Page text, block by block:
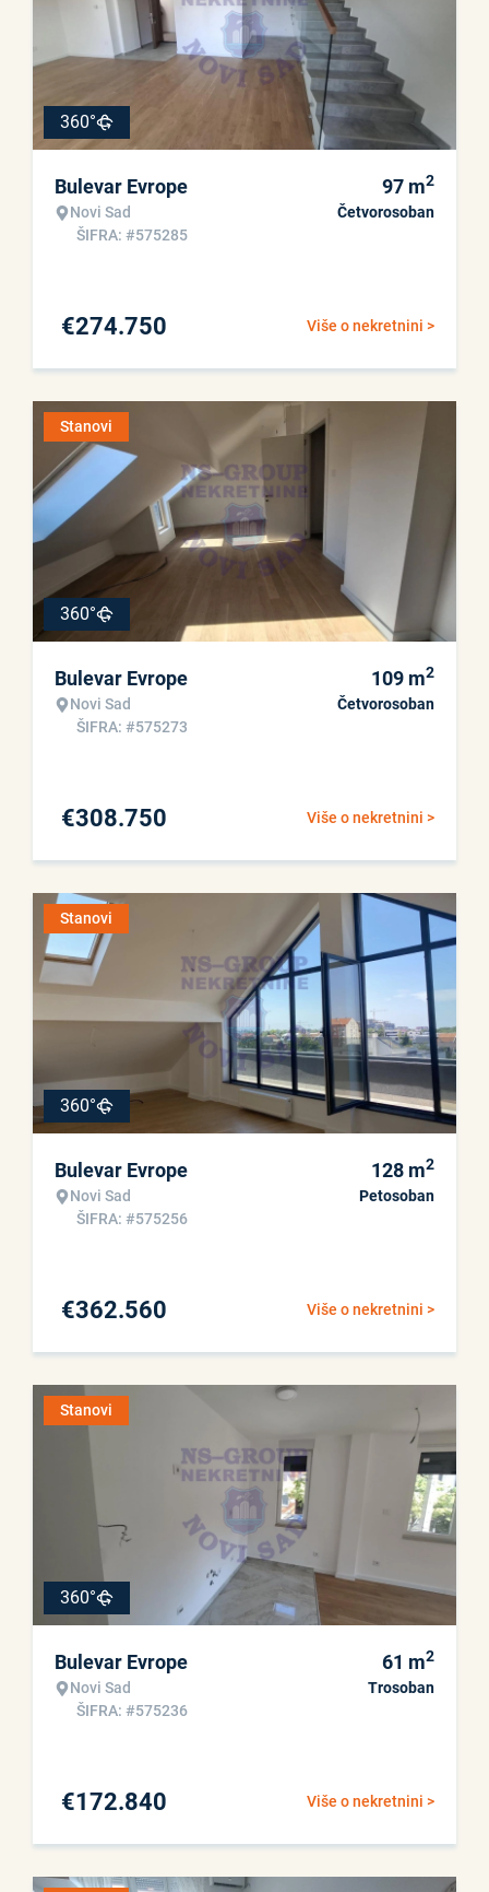
360°
Bulevar Evrope
Novi Sad
ŠIFRA: #575285
97 m2
Četvorosoban
Više o nekretnini >
€274.750
Stanovi
360°
Bulevar Evrope
Novi Sad
ŠIFRA: #575273
109 m2
Četvorosoban
Više o nekretnini >
€308.750
Stanovi
360°
Bulevar Evrope
Novi Sad
ŠIFRA: #575256
128 m2
Petosoban
Više o nekretnini >
€362.560
Stanovi
360°
Bulevar Evrope
Novi Sad
ŠIFRA: #575236
61 m2
Trosoban
Više o nekretnini >
€172.840